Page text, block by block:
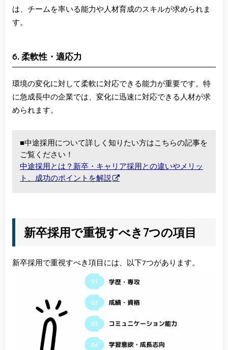
は、チームを率いる能力や人材育成のスキルが求められま
す。
6. 柔軟性・適応力
環境の変化に対して柔軟に対応できる能力が重要です。特
に急成長中の企業では、変化に迅速に対応できる人材が求
められます。
■中途採用について詳しく知りたい方はこちらの記事を
ご覧ください！
中途採用とは？新卒・キャリア採用との違いやメリッ
ト、成功のポイントを解説
新卒採用で重視すべき7つの項目
新卒採用で重視すべき項目には、以下7つがあります。